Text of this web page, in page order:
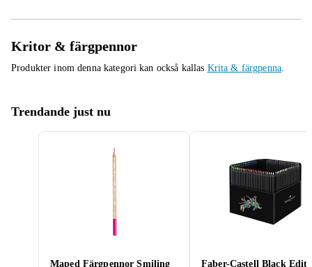
Kritor & färgpennor
Produkter inom denna kategori kan också kallas Krita & färgpenna.
Trendande just nu
Maped Färgpennor Smiling
Faber-Castell Black